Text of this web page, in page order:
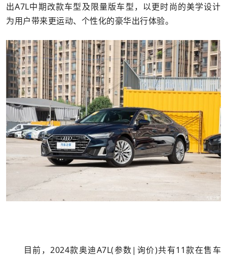
出A7L中期改款车型及限量版车型，以更时尚的美学设计
为用户带来更运动、个性化的豪华出行体验。
目前，2024款奥迪A7L(参数|询价)共有11款在售车